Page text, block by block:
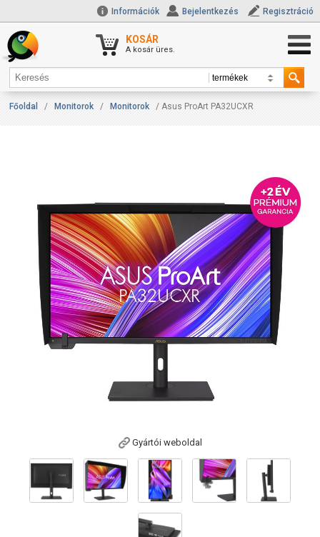
Információk Bejelentkezés Regisztráció
KOSÁR
A kosár üres.
Főoldal / Monitorok / Monitorok / Asus ProArt PA32UCXR
Gyártói weboldal